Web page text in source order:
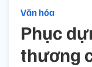
Văn hóa
Phục
thương